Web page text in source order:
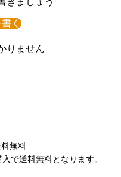
く
りません
無料
で送料無料となります。